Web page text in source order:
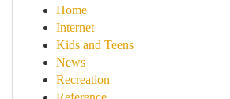
Home
Internet
Kids and Teens
News
Recreation